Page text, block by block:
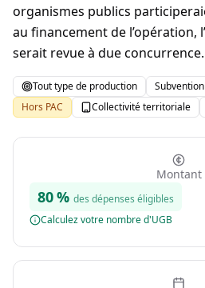
organismes publics
au financement de l’opération,
serait revue à due concurrence.
Tout type de production
Hors PAC
Collectivité territoriale
Montant
80 % des dépenses éligibles
Calculez votre nombre d'UGB